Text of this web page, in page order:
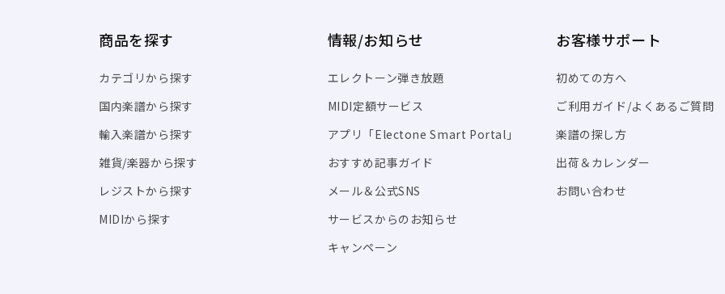
商品を探す
カテゴリから探す
国内楽譜から探す
輸入楽譜から探す
雑貨/楽器から探す
レジストから探す
MIDIから探す
情報/お知らせ
エレクトーン弾き放題
MIDI定額サービス
アプリ「Electone Smart Portal」
おすすめ記事ガイド
メール＆公式SNS
サービスからのお知らせ
キャンペーン
お客様サポート
初めての方へ
ご利用ガイド/よくあるご質問
楽譜の探し方
出荷＆カレンダー
お問い合わせ